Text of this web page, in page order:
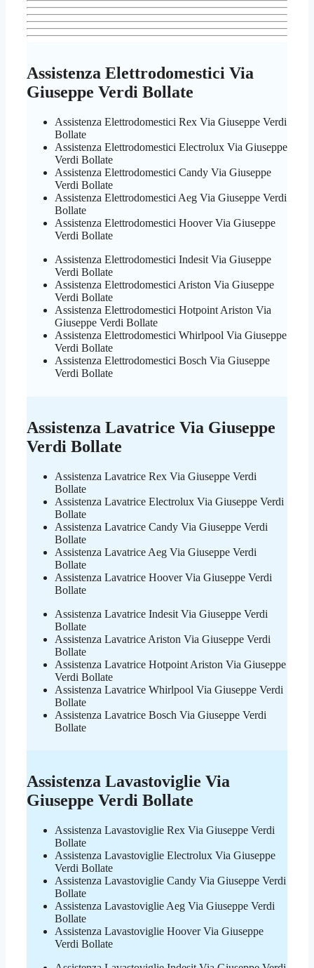
Assistenza Elettrodomestici Via
Giuseppe Verdi Bollate
Assistenza Elettrodomestici Rex Via Giuseppe Verdi
Bollate
Assistenza Elettrodomestici Electrolux Via Giuseppe
Verdi Bollate
Assistenza Elettrodomestici Candy Via Giuseppe
Verdi Bollate
Assistenza Elettrodomestici Aeg Via Giuseppe Verdi
Bollate
Assistenza Elettrodomestici Hoover Via Giuseppe
Verdi Bollate
Assistenza Elettrodomestici Indesit Via Giuseppe
Verdi Bollate
Assistenza Elettrodomestici Ariston Via Giuseppe
Verdi Bollate
Assistenza Elettrodomestici Hotpoint Ariston Via
Giuseppe Verdi Bollate
Assistenza Elettrodomestici Whirlpool Via Giuseppe
Verdi Bollate
Assistenza Elettrodomestici Bosch Via Giuseppe
Verdi Bollate
Assistenza Lavatrice Via Giuseppe
Verdi Bollate
Assistenza Lavatrice Rex Via Giuseppe Verdi
Bollate
Assistenza Lavatrice Electrolux Via Giuseppe Verdi
Bollate
Assistenza Lavatrice Candy Via Giuseppe Verdi
Bollate
Assistenza Lavatrice Aeg Via Giuseppe Verdi
Bollate
Assistenza Lavatrice Hoover Via Giuseppe Verdi
Bollate
Assistenza Lavatrice Indesit Via Giuseppe Verdi
Bollate
Assistenza Lavatrice Ariston Via Giuseppe Verdi
Bollate
Assistenza Lavatrice Hotpoint Ariston Via Giuseppe
Verdi Bollate
Assistenza Lavatrice Whirlpool Via Giuseppe Verdi
Bollate
Assistenza Lavatrice Bosch Via Giuseppe Verdi
Bollate
Assistenza Lavastoviglie Via
Giuseppe Verdi Bollate
Assistenza Lavastoviglie Rex Via Giuseppe Verdi
Bollate
Assistenza Lavastoviglie Electrolux Via Giuseppe
Verdi Bollate
Assistenza Lavastoviglie Candy Via Giuseppe Verdi
Bollate
Assistenza Lavastoviglie Aeg Via Giuseppe Verdi
Bollate
Assistenza Lavastoviglie Hoover Via Giuseppe
Verdi Bollate